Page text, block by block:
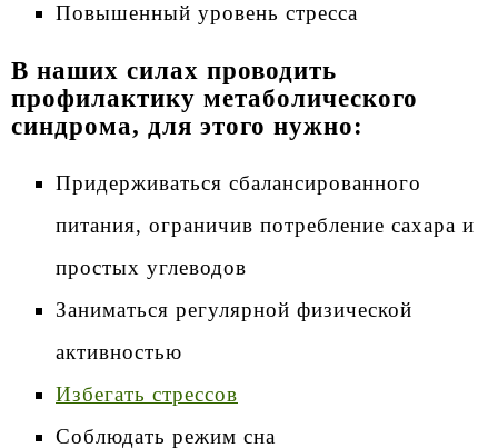
Повышенный уровень стресса
В наших силах проводить
профилактику метаболического
синдрома, для этого нужно:
Придерживаться сбалансированного
питания, ограничив потребление сахара и
простых углеводов
Заниматься регулярной физической
активностью
Избегать стрессов
Соблюдать режим сна